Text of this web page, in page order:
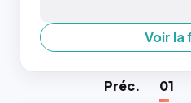
Voir la
Préc. 01